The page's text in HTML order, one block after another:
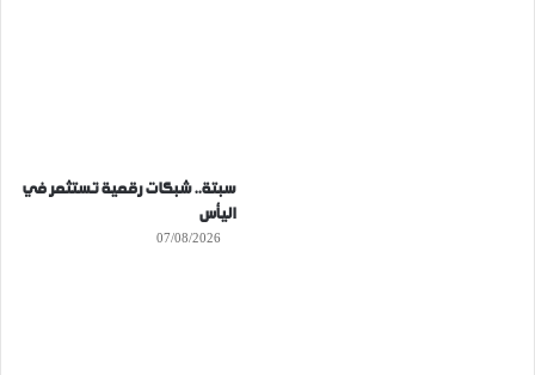
سبتة.. شبكات رقمية تستثمر في
اليأس
07/08/2026